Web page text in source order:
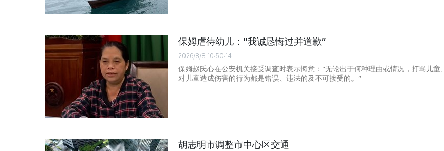
保姆虐待幼儿：“我诚恳悔过并道歉”
2026/8/8 10:50:14
保姆赵氏心在公安机关接受调查时表示悔意：“无论出于何种理由或情况，打骂儿童、
对儿童造成伤害的行为都是错误、违法的及不可接受的。”
胡志明市调整市中心区交通